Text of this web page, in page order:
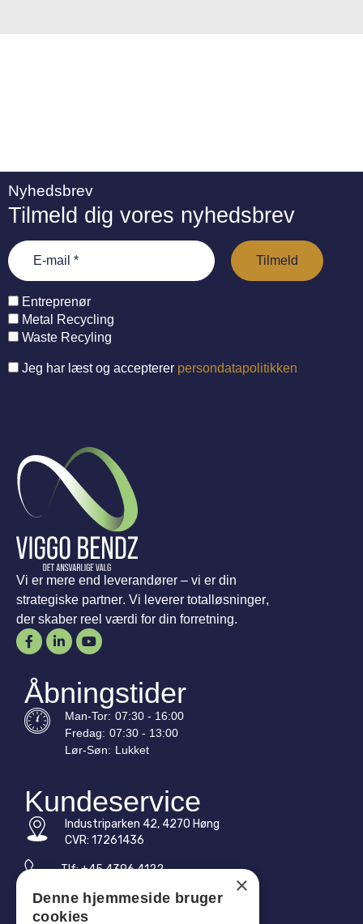
Nyhedsbrev
Tilmeld dig vores nyhedsbrev
Entreprenør
Metal Recycling
Waste Recyling
Jeg har læst og accepterer persondatapolitikken
Vi er mere end leverandører – vi er din
strategiske partner. Vi leverer totalløsninger,
der skaber reel værdi for din forretning.
Åbningstider
Man-Tor: 07:30 - 16:00
Fredag: 07:30 - 13:00
Lør-Søn: Lukket
Kundeservice
Industriparken 42, 4270 Høng
CVR: 17261436
Tlf: +45 4396 4122
E-mail: vb@viggobendz.dk
×
Denne hjemmeside bruger
cookies